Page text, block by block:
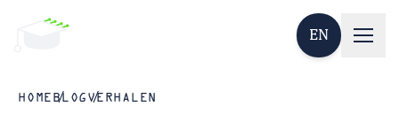
EN
HOMEBLOGVERHALEN